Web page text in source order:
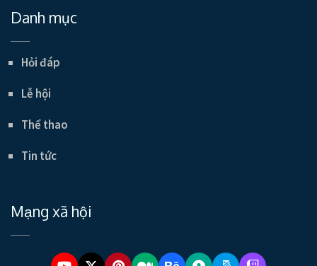
Danh mục
Hỏi đáp
Lễ hội
Thể thao
Tin tức
Mạng xã hội